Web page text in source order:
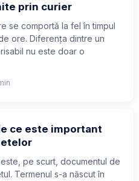
prin curier
se comportă la fel în timpul
ore. Diferența dintre un
nu este doar o
ce este important
pe scurt, documentul de
Termenul s-a născut în